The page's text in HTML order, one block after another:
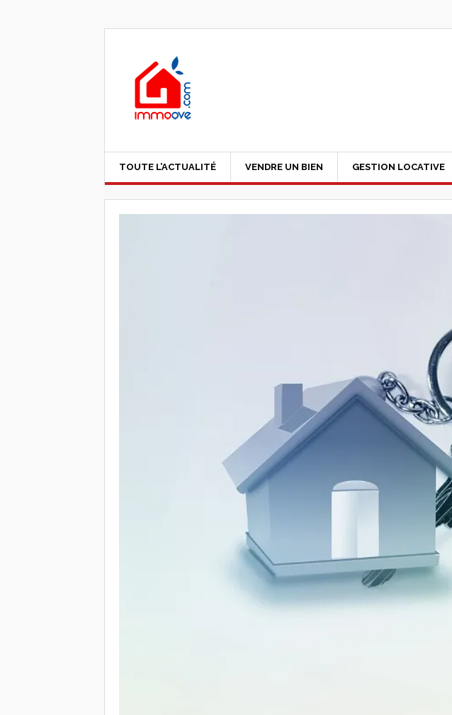
TOUTE L’ACTUALITÉ VENDRE UN BIEN GESTION LOCATIVE